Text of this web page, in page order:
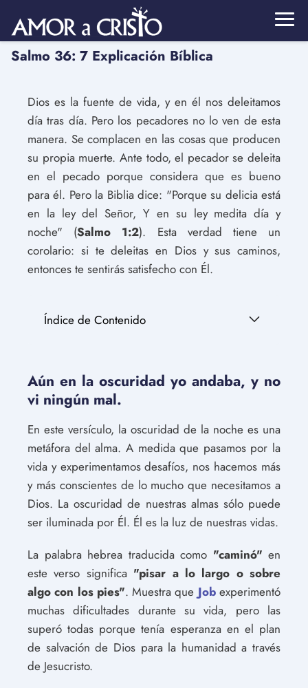
Salmo 36: 7 Explicación Bíblica
Dios es la fuente de vida, y en él nos deleitamos
día tras día. Pero los pecadores no lo ven de esta
manera. Se complacen en las cosas que producen
su propia muerte. Ante todo, el pecador se deleita
en el pecado porque considera que es bueno
para él. Pero la Biblia dice: "Porque su delicia está
en la ley del Señor, Y en su ley medita día y
noche" (Salmo 1:2). Esta verdad tiene un
corolario: si te deleitas en Dios y sus caminos,
entonces te sentirás satisfecho con Él.
Índice de Contenido
Aún en la oscuridad yo andaba, y no
vi ningún mal.
En este versículo, la oscuridad de la noche es una
metáfora del alma. A medida que pasamos por la
vida y experimentamos desafíos, nos hacemos más
y más conscientes de lo mucho que necesitamos a
Dios. La oscuridad de nuestras almas sólo puede
ser iluminada por Él. Él es la luz de nuestras vidas.
La palabra hebrea traducida como "caminó" en
este verso significa "pisar a lo largo o sobre
algo con los pies". Muestra que Jobexperimentó
muchas dificultades durante su vida, pero las
superó todas porque tenía esperanza en el plan
de salvación de Dios para la humanidad a través
de Jesucristo.